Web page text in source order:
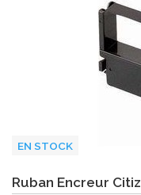
EN STOCK
Ruban Encreur